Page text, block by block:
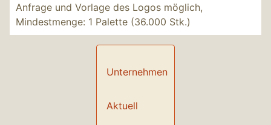
Anfrage und Vorlage des Logos möglich,
Mindestmenge: 1 Palette (36.000 Stk.)
Unternehmen
Aktuell